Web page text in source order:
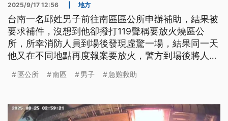
2025/9/17 12:56 地方
台南一名邱姓男子前往南區區公所申辦補助，結果被
要求補件，沒想到他卻撥打119聲稱要放火燒區公
所，所幸消防人員到場後發現虛驚一場，結果同一天
他又在不同地點再度報案要放火，警方到場後將人帶
偵辦。
區公所 南區 男子 急難救助